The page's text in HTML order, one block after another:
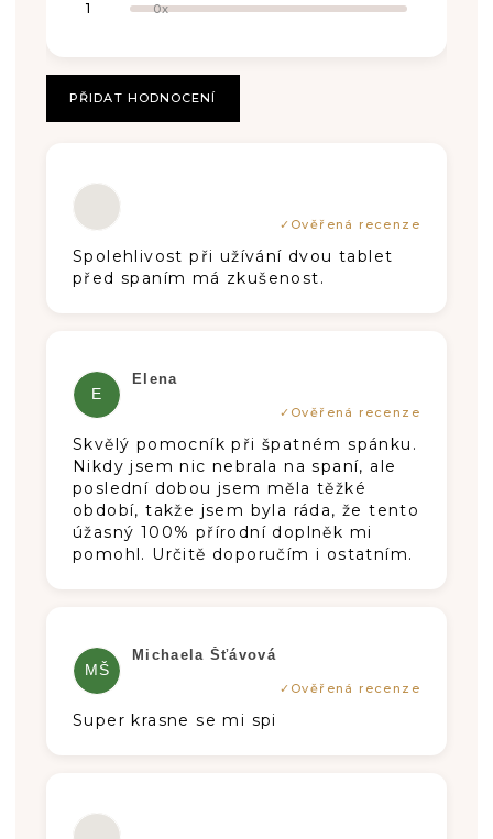
hvězdiček.
1 0x
PŘIDAT HODNOCENÍ
C
E
Spolehlivost při užívání dvou tablet
před spaním má zkušenost.
E
Elena
Hodnocení produktu je 5 z 5
Skvělý pomocník při špatném spánku.
Nikdy jsem nic nebrala na spaní, ale
poslední dobou jsem měla těžké
období, takže jsem byla ráda, že tento
úžasný 100% přírodní doplněk mi
pomohl. Určitě doporučím i ostatním.
MŠ
Michaela Šťávová
Hodnocení produktu je 5 z 5
Super krasne se mi spi